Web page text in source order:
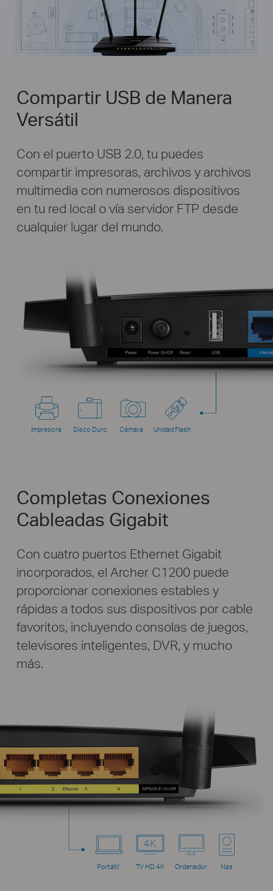
Impresora Disco Duro Cámara Unidad Flash
Compartir USB de Manera
Versátil
Con el puerto USB 2.0, tu puedes
compartir impresoras, archivos y archivos
multimedia con numerosos dispositivos
en tu red local o vía servidor FTP desde
cualquier lugar del mundo.
Portátil TV HD 4K Ordenador Nas
Completas Conexiones
Cableadas Gigabit
Con cuatro puertos Ethernet Gigabit
incorporados, el Archer C1200 puede
proporcionar conexiones estables y
rápidas a todos sus dispositivos por cable
favoritos, incluyendo consolas de juegos,
televisores inteligentes, DVR, y mucho
más.